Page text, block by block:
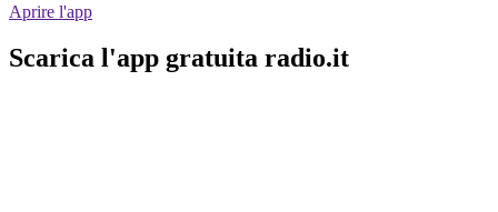
Aprire l'app
Scarica l'app gratuita radio.it